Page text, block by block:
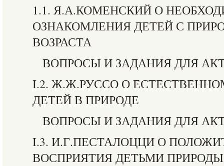
1.1. Я.А.КОМЕНСКИЙ О
ОЗНАКОМЛЕНИЯ ДЕТЕЙ С
ВОЗРАСТА
ВОПРОСЫ И ЗАДАНИЯ ДЛЯ
I.2. Ж.Ж.РУССО О
ДЕТЕЙ В ПРИРОДЕ
ВОПРОСЫ И ЗАДАНИЯ ДЛЯ
I.3. И.Г.ПЕСТАЛОЦЦИ О
ВОСПРИЯТИЯ ДЕТЬМИ